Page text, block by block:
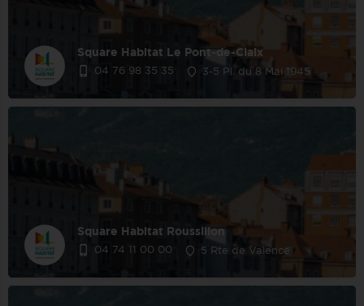
Square Habitat Le Pont-de-Claix
04 76 98 35 35 3-5 Pl. du 8 Mai 1945
Square Habitat Roussillon
04 74 11 00 00 5 Rte de Valence